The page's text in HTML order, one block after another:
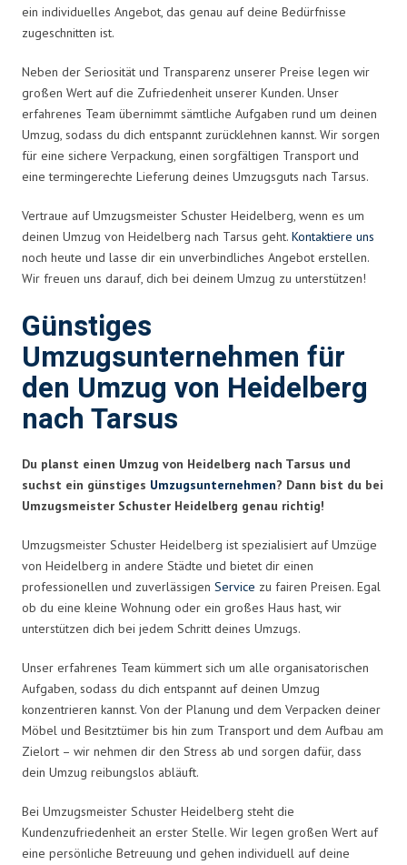
ein individuelles Angebot, das genau auf deine Bedürfnisse
zugeschnitten ist.
Neben der Seriosität und Transparenz unserer Preise legen wir
großen Wert auf die Zufriedenheit unserer Kunden. Unser
erfahrenes Team übernimmt sämtliche Aufgaben rund um deinen
Umzug, sodass du dich entspannt zurücklehnen kannst. Wir sorgen
für eine sichere Verpackung, einen sorgfältigen Transport und
eine termingerechte Lieferung deines Umzugsguts nach Tarsus.
Vertraue auf Umzugsmeister Schuster Heidelberg, wenn es um
deinen Umzug von Heidelberg nach Tarsus geht. Kontaktiere uns
noch heute und lasse dir ein unverbindliches Angebot erstellen.
Wir freuen uns darauf, dich bei deinem Umzug zu unterstützen!
Günstiges
Umzugsunternehmen für
den Umzug von Heidelberg
nach Tarsus
Du planst einen Umzug von Heidelberg nach Tarsus und
suchst ein günstiges Umzugsunternehmen? Dann bist du bei
Umzugsmeister Schuster Heidelberg genau richtig!
Umzugsmeister Schuster Heidelberg ist spezialisiert auf Umzüge
von Heidelberg in andere Städte und bietet dir einen
professionellen und zuverlässigen Service zu fairen Preisen. Egal
ob du eine kleine Wohnung oder ein großes Haus hast, wir
unterstützen dich bei jedem Schritt deines Umzugs.
Unser erfahrenes Team kümmert sich um alle organisatorischen
Aufgaben, sodass du dich entspannt auf deinen Umzug
konzentrieren kannst. Von der Planung und dem Verpacken deiner
Möbel und Besitztümer bis hin zum Transport und dem Aufbau am
Zielort – wir nehmen dir den Stress ab und sorgen dafür, dass
dein Umzug reibungslos abläuft.
Bei Umzugsmeister Schuster Heidelberg steht die
Kundenzufriedenheit an erster Stelle. Wir legen großen Wert auf
eine persönliche Betreuung und gehen individuell auf deine